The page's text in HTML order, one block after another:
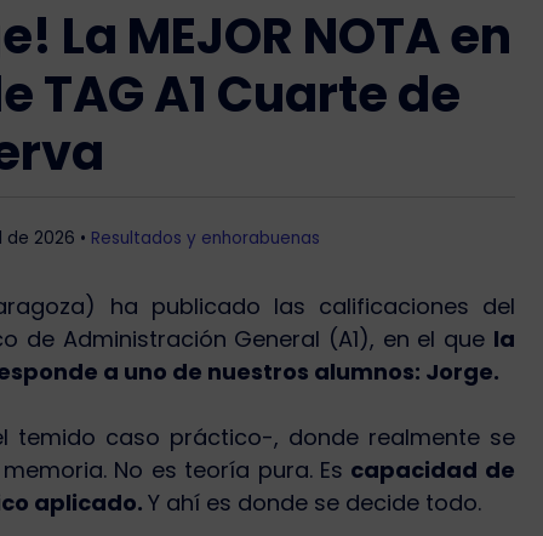
La MEJOR NOTA en
TAG A1 Cuarte de
de 2026 • Resultados y enhorabuenas
ha publicado las calificaciones del
de Administración General (A1), en el que la
a uno de nuestros alumnos: Jorge.
temido caso práctico-, donde realmente se
No es teoría pura. Es capacidad de
aplicado. Y ahí es donde se decide todo.